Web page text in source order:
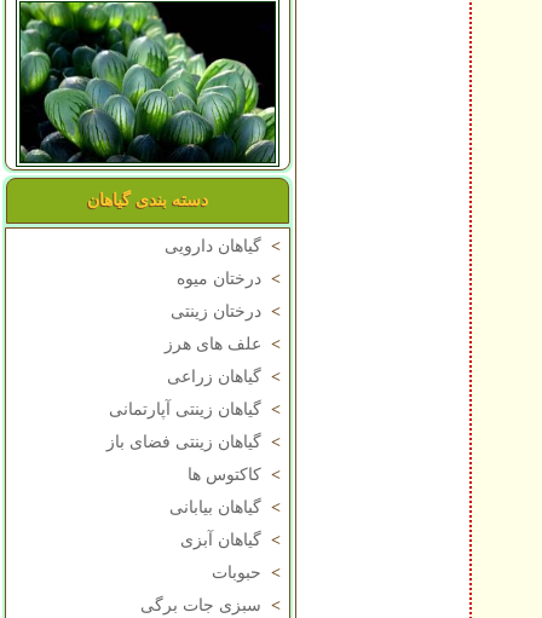
دسته بندی گیاهان
> گیاهان دارویی
> درختان میوه
> درختان زینتی
> علف های هرز
> گیاهان زراعی
> گیاهان زینتی آپارتمانی
> گیاهان زینتی فضای باز
> کاکتوس ها
> گیاهان بیابانی
> گیاهان آبزی
> حبوبات
> سبزی جات برگی